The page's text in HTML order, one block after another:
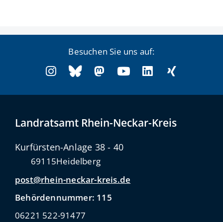
Besuchen Sie uns auf:
Landratsamt Rhein-Neckar-Kreis
Kurfürsten-Anlage 38 - 40
69115Heidelberg
post@rhein-neckar-kreis.de
Behördennummer: 115
06221 522-91477